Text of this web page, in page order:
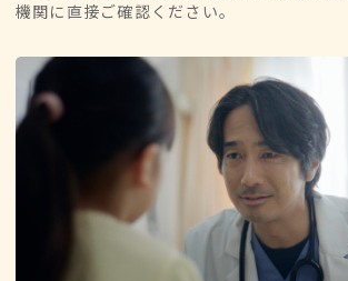
機関に直接ご確認ください。